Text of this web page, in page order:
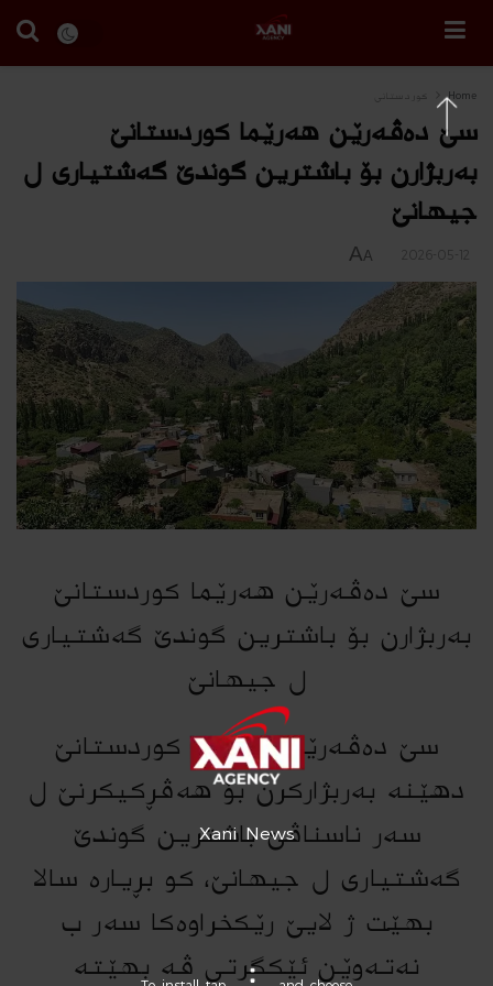
Home كوردستانى
سێ دەڤەرێن هەرێما کوردستانێ
بەربژارن بۆ باشترین گوندێ گەشتیاری ل
جیهانێ
A
A
سێ دەڤەرێن هەرێما کوردستانێ
بەربژارن بۆ باشترین گوندێ گەشتیاری
ل جیهانێ
سێ دەڤەرێن باشورێ کوردستانێ
دهێنە بەربژارکرن بۆ هەڤڕکیکرنێ ل
سەر ناسناڤێ باشترین گوندێ
گەشتیاری ل جیهانێ، کو بڕیارە سالا
بهێت ژ لایێ رێکخراوەکا سەر ب
نەتەوێن ئێکگرتی ڤە بهێتە
Xani News